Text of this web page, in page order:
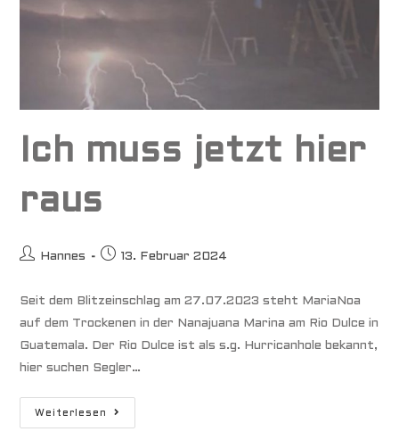
Ich muss jetzt hier
raus
Beitrags-
Hannes
Beitrag
13. Februar 2024
Seit dem Blitzeinschlag am 27.07.2023 steht MariaNoa
auf dem Trockenen in der Nanajuana Marina am Rio Dulce in
Guatemala. Der Rio Dulce ist als s.g. Hurricanhole bekannt,
hier suchen Segler…
Weiterlesen
Ich